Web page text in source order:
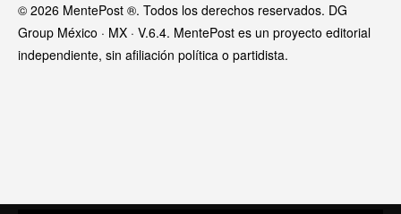
© 2026 MentePost ®. Todos los derechos reservados. DG
Group México · MX · V.6.4. MentePost es un proyecto editorial
independiente, sin afiliación política o partidista.